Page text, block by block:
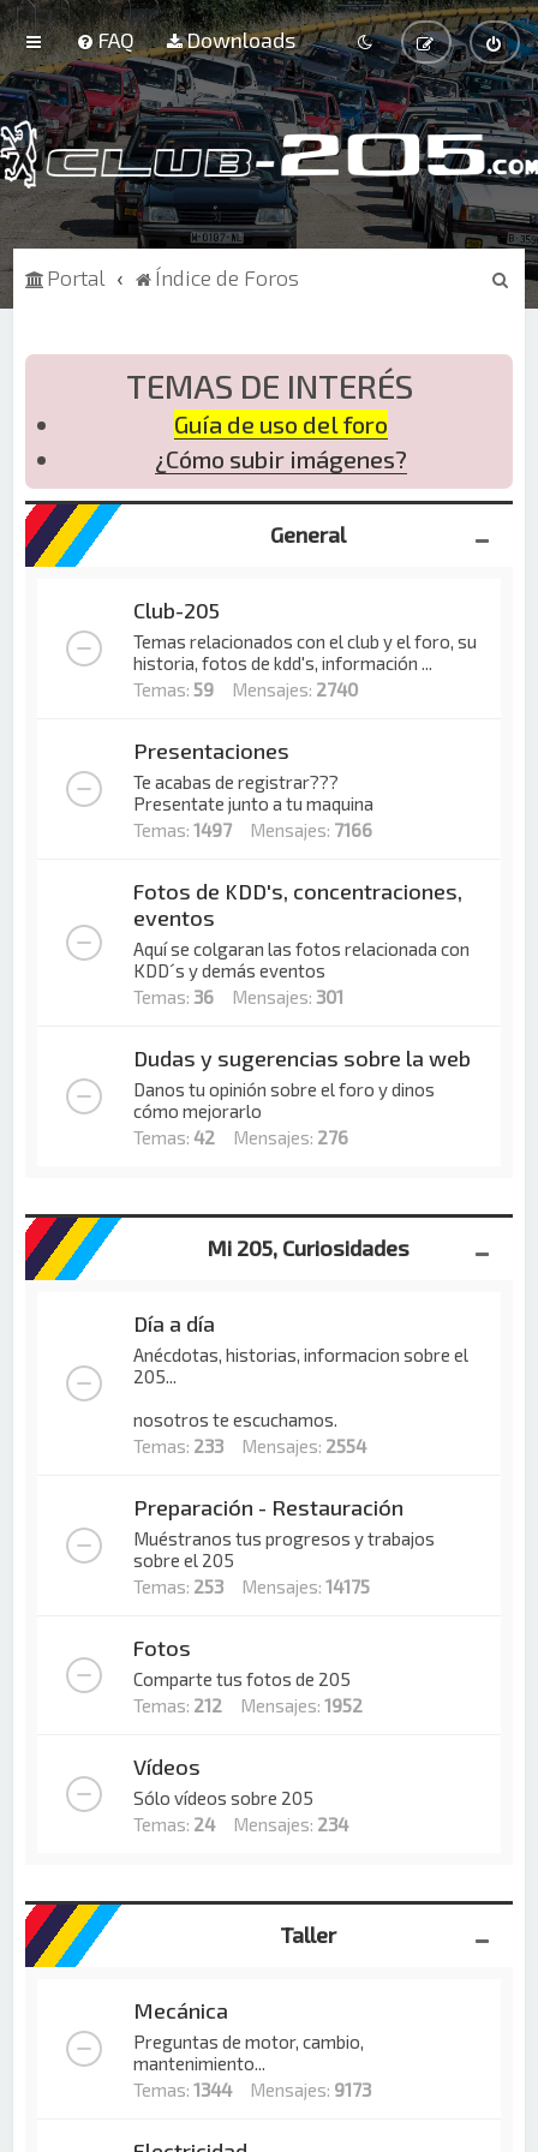
FAQ Downloads
Portal Índice de Foros
B
TEMAS DE INTERÉS
Guía de uso del foro
¿Cómo subir imágenes?
General
Club-205
Temas relacionados con el club y el foro, su
historia, fotos de kdd's, información ...
Temas:59 Mensajes: 2740
Presentaciones
Te acabas de registrar???
Presentate junto a tu maquina
Temas:1497 Mensajes: 7166
Fotos de KDD's, concentraciones,
eventos
Aquí se colgaran las fotos relacionada con
KDD´s y demás eventos
Temas: 36 Mensajes: 301
Dudas y sugerencias sobre la web
Danos tu opinión sobre el foro y dinos
cómo mejorarlo
Temas:42 Mensajes: 276
Mi 205, Curiosidades
Día a día
Anécdotas, historias, informacion sobre el
205...
nosotros te escuchamos.
Temas: 233 Mensajes: 2554
Preparación - Restauración
Muéstranos tus progresos y trabajos
sobre el 205
Temas: 253 Mensajes:14175
Fotos
Comparte tus fotos de 205
Temas: 212 Mensajes:1952
Vídeos
Sólo vídeos sobre 205
Temas: 24Mensajes: 234
Taller
Mecánica
Preguntas de motor, cambio,
mantenimiento...
Temas:1344Mensajes: 9173